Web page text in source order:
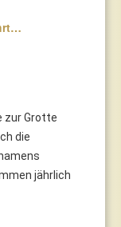
zur Grotte
die
jährlich